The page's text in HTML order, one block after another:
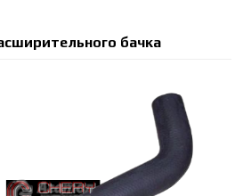
бачка